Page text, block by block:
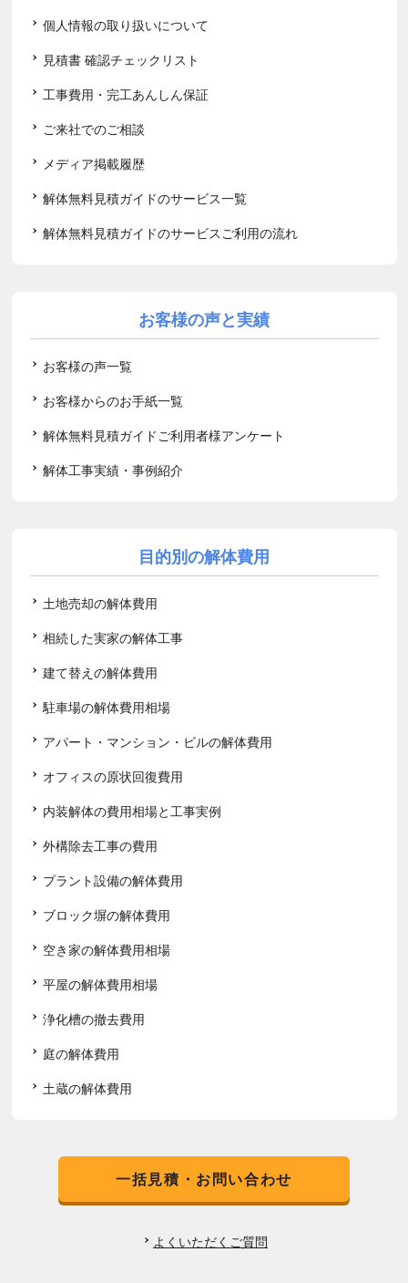
個人情報の取り扱いについて
見積書 確認チェックリスト
工事費用・完工あんしん保証
ご来社でのご相談
メディア掲載履歴
解体無料見積ガイドのサービス一覧
解体無料見積ガイドのサービスご利用の流れ
お客様の声と実績
お客様の声一覧
お客様からのお手紙一覧
解体無料見積ガイドご利用者様アンケート
解体工事実績・事例紹介
目的別の解体費用
土地売却の解体費用
相続した実家の解体工事
建て替えの解体費用
駐車場の解体費用相場
アパート・マンション・ビルの解体費用
オフィスの原状回復費用
内装解体の費用相場と工事実例
外構除去工事の費用
プラント設備の解体費用
ブロック塀の解体費用
空き家の解体費用相場
平屋の解体費用相場
浄化槽の撤去費用
庭の解体費用
土蔵の解体費用
一括見積・お問い合わせ
よくいただくご質問